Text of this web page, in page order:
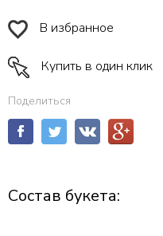
В избранное
Купить в один клик
Поделиться
Состав букета: